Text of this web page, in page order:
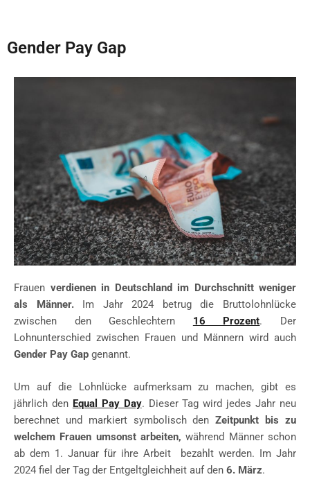
Gender Pay Gap
Frauen verdienen in Deutschland im Durchschnitt weniger
als Männer.Im Jahr 2024 betrug die Bruttolohnlücke
zwischen den Geschlechtern 16 Prozent. Der
Lohnunterschied zwischen Frauen und Männern wird auch
Gender Pay Gap genannt.
Um auf die Lohnlücke aufmerksam zu machen, gibt es
jährlich den Equal Pay Day. Dieser Tag wird jedes Jahr neu
berechnet und markiert symbolisch denZeitpunkt bis zu
welchem Frauen umsonst arbeiten,während Männer schon
ab dem 1. Januar für ihre Arbeit bezahlt werden. Im Jahr
2024 fiel der Tag der Entgeltgleichheit auf den 6. März.